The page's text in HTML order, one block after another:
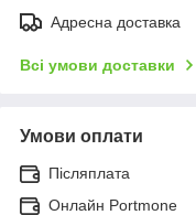
Адресна доставка
Всі умови доставки
Умови оплати
Післяплата
Онлайн Portmone